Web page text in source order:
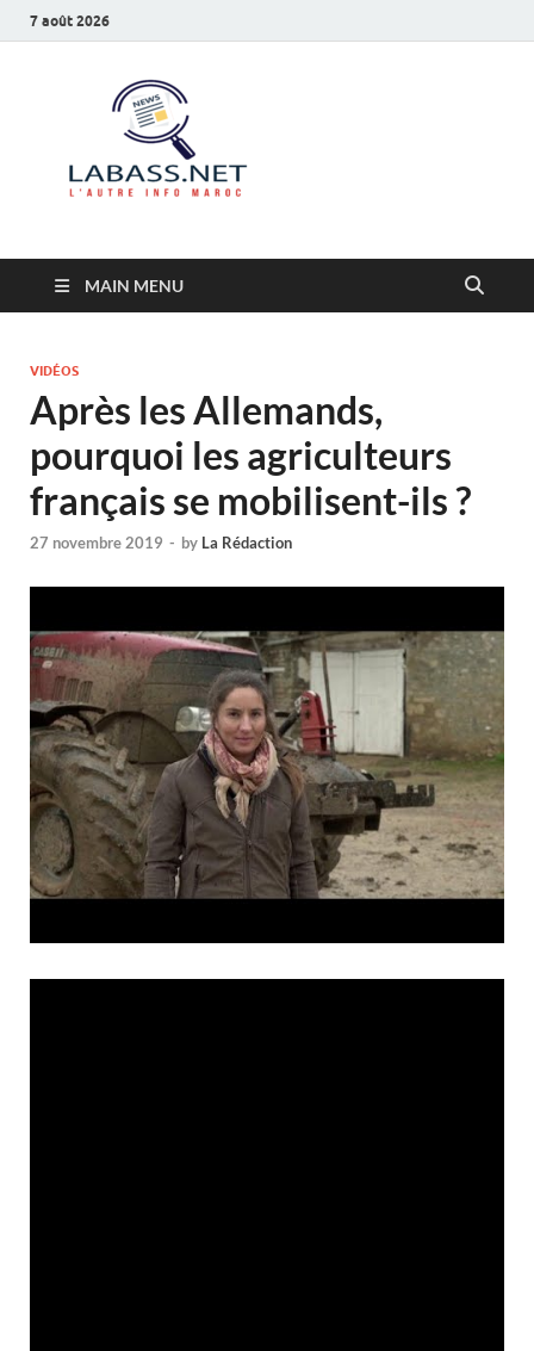
7 août 2026
MAIN MENU
VIDÉOS
Après les Allemands,
pourquoi les agriculteurs
français se mobilisent-ils ?
27 novembre 2019 - by La Rédaction